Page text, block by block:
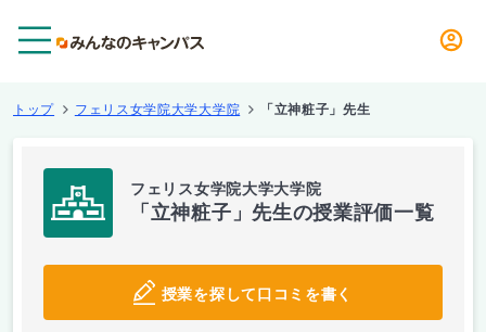
トップ フェリス女学院大学大学院 「立神粧子」先生
フェリス女学院大学大学院
「立神粧子」先生の授業評価一覧
授業を探して口コミを書く